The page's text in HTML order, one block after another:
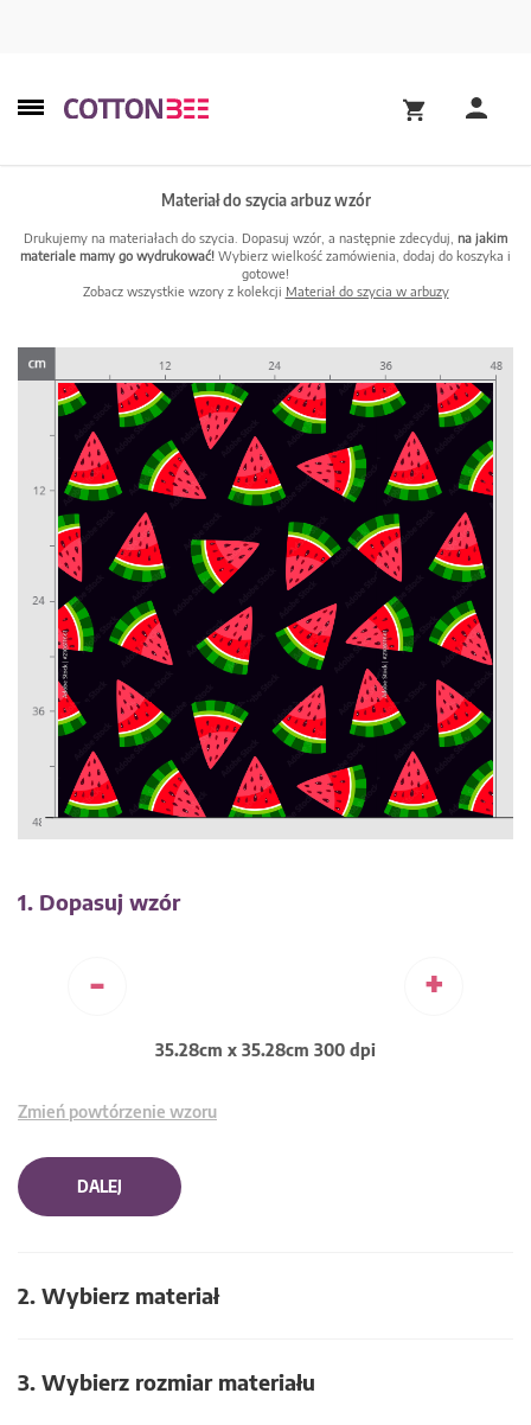
Materiał do szycia arbuz wzór
Drukujemy na materiałach do szycia. Dopasuj wzór, a następnie zdecyduj, na jakim
materiale mamy go wydrukować! Wybierz wielkość zamówienia, dodaj do koszyka i
gotowe!
Zobacz wszystkie wzory z kolekcji Materiał do szycia w arbuzy
1. Dopasuj wzór
- +
35.28cm x 35.28cm 300 dpi
Zmień powtórzenie wzoru
DALEJ
2. Wybierz materiał
3. Wybierz rozmiar materiału